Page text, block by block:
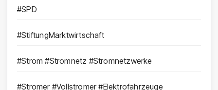
#SPD
#StiftungMarktwirtschaft
#Strom #Stromnetz #Stromnetzwerke
#Stromer #Vollstromer #Elektrofahrzeuge